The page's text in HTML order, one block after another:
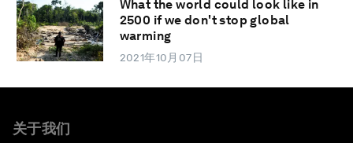
What the world could look like in
2500 if we don't stop global
warming
2021年10月07日
关于我们